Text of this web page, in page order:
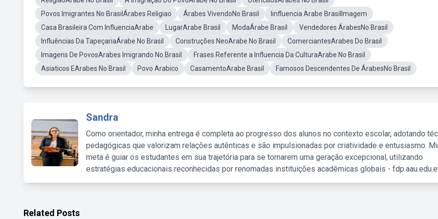
Povos Imigrantes No BrasilÁrabes Religiao
Árabes VivendoNo Brasil
Iinfluencia Arabe BrasilImagem
Casa Brasileira Com InfluenciaArabe
LugarArabe Brasil ModaÁrabe Brasil
Vendedores ÁrabesNo Brasil
Influências Da TapeçariaÁrabe No Brasil
Construções NeoArabe No Brasil
ComerciantesArabes Do Brasil
Imagens De PovosArabes Imigrando No Brasil
Frases Referente a Influencia Da CulturaArabe No Brasil
Asiaticos EArabes No Brasil
Povo Arabico CasamentoArabe Brasil Famosos Descendentes De ÁrabesNo Brasil
Sandra
Como orientador, minha entrega é completa ao progresso dos alunos no contexto escolar, adotando
pedagógicas que valorizam relações autênticas e são impulsionadas por criatividade e entusiasmo.
meta é guiar os estudantes em sua trajetória para se tornarem uma geração excepcional, utilizando
estratégias educacionais reconhecidas por renomadas instituições acadêmicas globais -
Related Posts